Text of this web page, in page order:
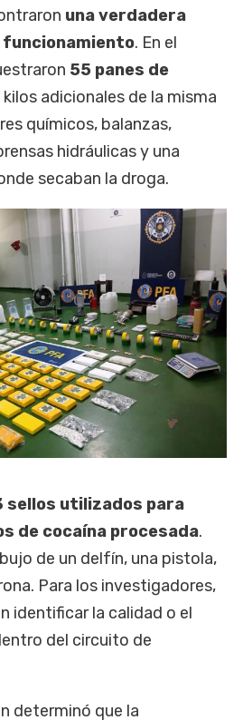
una verdadera
funcionamiento. En el
55 panes de
adicionales de la misma
químicos, balanzas,
hidráulicas y una
secaban la droga.
sellos utilizados para
de cocaína procesada.
de un delfín, una pistola,
Para los investigadores,
identificar la calidad o el
del circuito de
determinó que la